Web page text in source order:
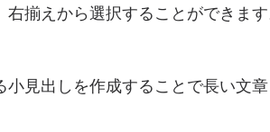
右揃えから選択することができ
見出しを作成することで長い文